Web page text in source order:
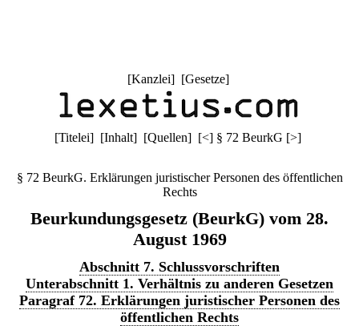
[Kanzlei] [Gesetze]
[Titelei] [Inhalt] [Quellen] [<] § 72 BeurkG [>]
§ 72 BeurkG. Erklärungen juristischer Personen des öffentlichen
Rechts
Beurkundungsgesetz (BeurkG) vom 28.
August 1969
Abschnitt 7. Schlussvorschriften
Unterabschnitt 1. Verhältnis zu anderen Gesetzen
Paragraf 72. Erklärungen juristischer Personen des
öffentlichen Rechts